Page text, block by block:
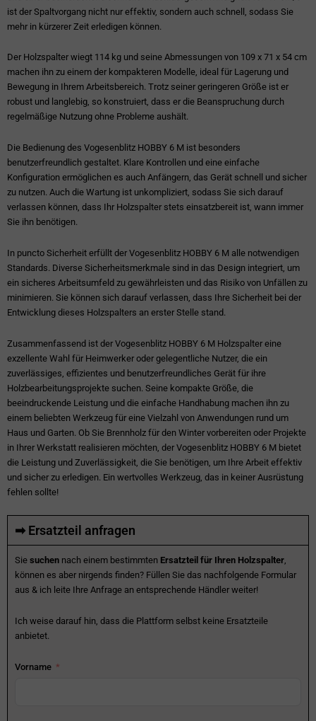
ist der Spaltvorgang nicht nur effektiv, sondern auch schnell, sodass Sie
mehr in kürzerer Zeit erledigen können.
Der Holzspalter wiegt 114 kg und seine Abmessungen von 109 x 71 x 54 cm
machen ihn zu einem der kompakteren Modelle, ideal für Lagerung und
Bewegung in Ihrem Arbeitsbereich. Trotz seiner geringeren Größe ist er
robust und langlebig, so konstruiert, dass er die Beanspruchung durch
regelmäßige Nutzung ohne Probleme aushält.
Die Bedienung des Vogesenblitz HOBBY 6 M ist besonders
benutzerfreundlich gestaltet. Klare Kontrollen und eine einfache
Konfiguration ermöglichen es auch Anfängern, das Gerät schnell und sicher
zu nutzen. Auch die Wartung ist unkompliziert, sodass Sie sich darauf
verlassen können, dass Ihr Holzspalter stets einsatzbereit ist, wann immer
Sie ihn benötigen.
In puncto Sicherheit erfüllt der Vogesenblitz HOBBY 6 M alle notwendigen
Standards. Diverse Sicherheitsmerkmale sind in das Design integriert, um
ein sicheres Arbeitsumfeld zu gewährleisten und das Risiko von Unfällen zu
minimieren. Sie können sich darauf verlassen, dass Ihre Sicherheit bei der
Entwicklung dieses Holzspalters an erster Stelle stand.
Zusammenfassend ist der Vogesenblitz HOBBY 6 M Holzspalter eine
exzellente Wahl für Heimwerker oder gelegentliche Nutzer, die ein
zuverlässiges, effizientes und benutzerfreundliches Gerät für ihre
Holzbearbeitungsprojekte suchen. Seine kompakte Größe, die
beeindruckende Leistung und die einfache Handhabung machen ihn zu
einem beliebten Werkzeug für eine Vielzahl von Anwendungen rund um
Haus und Garten. Ob Sie Brennholz für den Winter vorbereiten oder Projekte
in Ihrer Werkstatt realisieren möchten, der Vogesenblitz HOBBY 6 M bietet
die Leistung und Zuverlässigkeit, die Sie benötigen, um Ihre Arbeit effektiv
und sicher zu erledigen. Ein wertvolles Werkzeug, das in keiner Ausrüstung
fehlen sollte!
➡ Ersatzteil anfragen
Sie suchen nach einem bestimmten Ersatzteil für Ihren Holzspalter,
können es aber nirgends finden? Füllen Sie das nachfolgende Formular
aus & ich leite Ihre Anfrage an entsprechende Händler weiter!
Ich weise darauf hin, dass die Plattform selbst keine Ersatzteile
anbietet.
Vorname